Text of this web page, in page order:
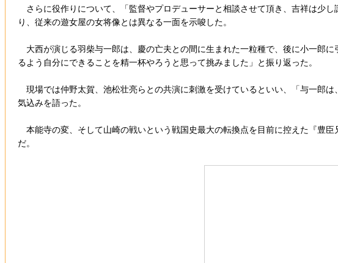
さらに役作りについて、「監督やプロデューサーと相談させて頂き、吉祥は少
り、従来の遊女屋の女将像とは異なる一面を示唆した。
大西が演じる羽柴与一郎は、慶の亡夫との間に生まれた一粒種で、後に小一郎
るよう自分にできることを精一杯やろうと思って挑みました」と振り返った。
現場では仲野太賀、池松壮亮らとの共演に刺激を受けているといい、「与一郎
気込みを語った。
本能寺の変、そして山崎の戦いという戦国史最大の転換点を目前に控えた『豊
だ。